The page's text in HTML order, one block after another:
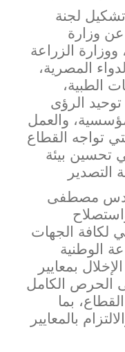
لجنة
وزارة
ووزارة الزراعة
المصرية،
الطبية،
الرؤى
والعمل
تواجه القطاع
تحسين بيئة
مصطفى
لكافة الجهات
الوطنية
بمعايير
الحرص الكامل
بما
بالمعايير